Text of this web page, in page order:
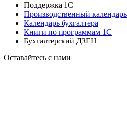
Поддержка 1С
Производственный календарь
Календарь бухгалтера
Книги по программам 1С
Бухгалтерский ДЗЕН
Оставайтесь с нами